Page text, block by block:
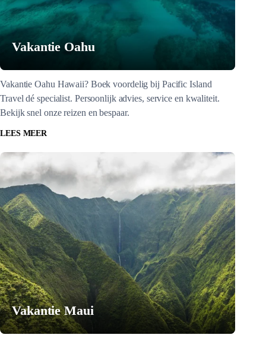
Vakantie Oahu
Vakantie Oahu Hawaii? Boek voordelig bij Pacific Island
Travel dé specialist. Persoonlijk advies, service en kwaliteit.
Bekijk snel onze reizen en bespaar.
LEES MEER
Vakantie Maui